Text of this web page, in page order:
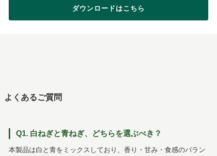
ダウンロードはこちら
よくあるご質問
Q1. 白ねぎと青ねぎ、どちらを選ぶべき？
本製品は白と青をミックスしており、香り・甘み・食感のバラン